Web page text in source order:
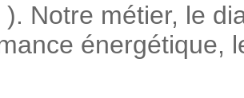
Notre métier, le
énergétique,